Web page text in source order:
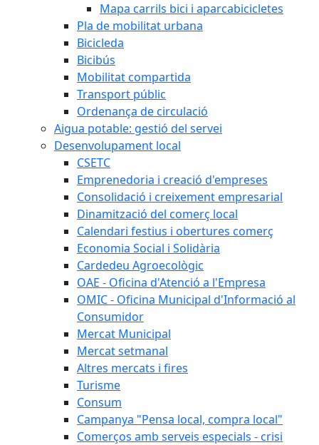
Mapa carrils bici i aparcabicicletes
Pla de mobilitat urbana
Bicicleda
Bicibús
Mobilitat compartida
Transport públic
Ordenança de circulació
Aigua potable: gestió del servei
Desenvolupament local
CSETC
Emprenedoria i creació d'empreses
Consolidació i creixement empresarial
Dinamització del comerç local
Calendari festius i obertures comerç
Economia Social i Solidària
Cardedeu Agroecològic
OAE - Oficina d'Atenció a l'Empresa
OMIC - Oficina Municipal d'Informació al
Consumidor
Mercat Municipal
Mercat setmanal
Altres mercats i fires
Turisme
Consum
Campanya "Pensa local, compra local"
Comerços amb serveis especials - crisi